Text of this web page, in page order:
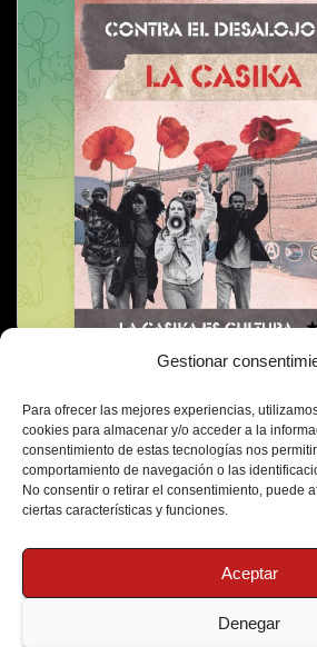
Gestionar
Para ofrecer las mejores experiencias,
cookies para almacenar y/o acceder a la
consentimiento de estas tecnologías nos
comportamiento de navegación o las
No consentir o retirar el consentimiento, puede
ciertas características y funciones.
Aceptar
Denegar